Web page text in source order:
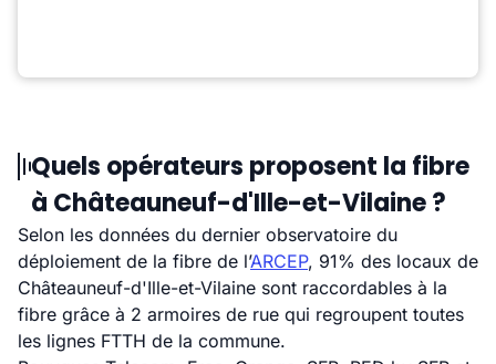
Quels opérateurs proposent la fibre
à Châteauneuf-d'Ille-et-Vilaine ?
Selon les données du dernier observatoire du
déploiement de la fibre de l’ARCEP, 91% des locaux de
Châteauneuf-d'Ille-et-Vilaine sont raccordables à la
fibre grâce à 2 armoires de rue qui regroupent toutes
les lignes FTTH de la commune.